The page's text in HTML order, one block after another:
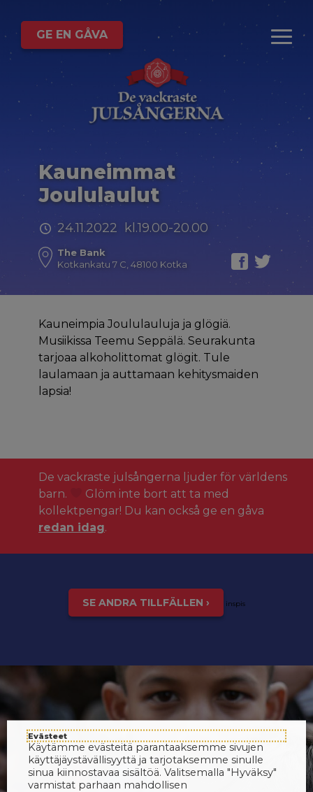
GE EN GÅVA
Kauneimmat
Joululaulut
24.11.2022 kl.19.00-20.00
The Bank
Kotkankatu 7 C, 48100 Kotka
Kauneimpia Joululauluja ja glögiä.
Musiikissa Teemu Seppälä. Seurakunta
tarjoaa alkoholittomat glögit. Tule
laulamaan ja auttamaan kehitysmaiden
lapsia!
De vackraste julsångerna ljuder för världens
barn.
Glöm inte bort att ta med
kollektpengar! Du kan också ge en gåva
redan idag.
SE ANDRA TILLFÄLLEN › inspis
Evästeet
Käytämme evästeitä parantaaksemme sivujen
käyttäjäystävällisyyttä ja tarjotaksemme sinulle
sinua kiinnostavaa sisältöä. Valitsemalla "Hyväksy"
varmistat parhaan mahdollisen